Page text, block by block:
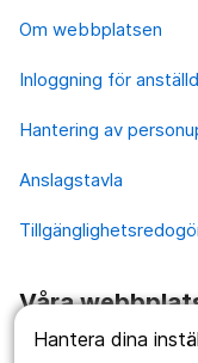
Hantera dina
Om webbplatsen
Inloggning för
Hantering av
Anslagstavla
Våra
1177.se